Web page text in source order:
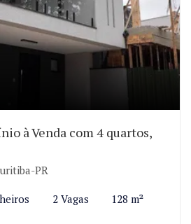
à Venda com 4 quartos,
PR
2 Vagas 128 m²